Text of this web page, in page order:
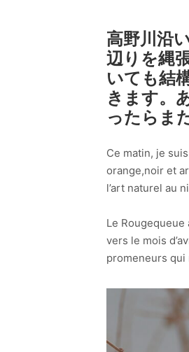
高野川沿
辺りを縄
いても結
きます。
ったらま
Ce matin, je
orange,noir et
l’art naturel au
Le
vers le mois
promeneurs qui